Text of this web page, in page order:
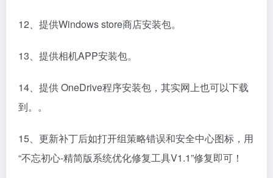
12、提供Windows store商店安装包。
13、提供相机APP安装包。
14、提供 OneDrive程序安装包，其实网上也可以下载
到。。
15、更新补丁后如打开组策略错误和安全中心图标，用
“不忘初心-精简版系统优化修复工具V1.1”修复即可！